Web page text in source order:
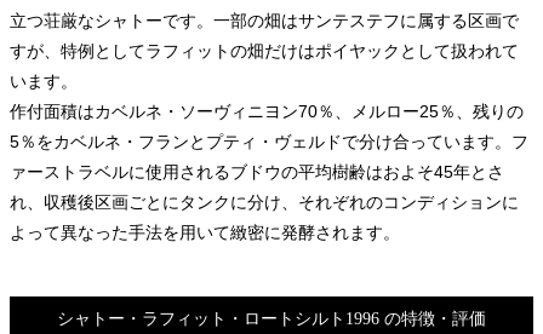
立つ荘厳なシャトーです。一部の畑はサンテステフに属する区画で
すが、特例としてラフィットの畑だけはポイヤックとして扱われて
います。
作付面積はカベルネ・ソーヴィニヨン70％、メルロー25％、残りの
5％をカベルネ・フランとプティ・ヴェルドで分け合っています。フ
ァーストラベルに使用されるブドウの平均樹齢はおよそ45年とさ
れ、収穫後区画ごとにタンクに分け、それぞれのコンディションに
よって異なった手法を用いて緻密に発酵されます。
シャトー・ラフィット・ロートシルト1996 の特徴・評価